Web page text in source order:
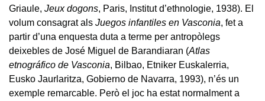
Griaule, Jeux dogons, Paris, Institut d’ethnologie, 1938). El
volum consagrat als Juegos infantiles en Vasconia, fet a
partir d’una enquesta duta a terme per antropòlegs
deixebles de José Miguel de Barandiaran (Atlas
etnográfico de Vasconia, Bilbao, Etniker Euskalerria,
Eusko Jaurlaritza, Gobierno de Navarra, 1993), n’és un
exemple remarcable. Però el joc ha estat normalment a